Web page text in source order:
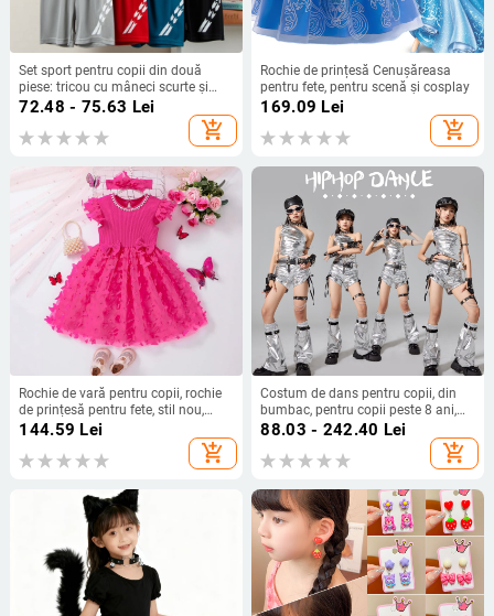
Set sport pentru copii din două
piese: tricou cu mâneci scurte și
pantaloni scurți; material poliester
cu căptușeală din poliester; design
în nuanțe coordonate; vară; potrivit
fotbal, tenis, badminton); pentru
copii într
72.48 - 75.63 Lei
add_shopping_cart
Rochie de prințesă Cenușăreasa
pentru fete, pentru scenă și cosplay
169.09 Lei
add_shopping_cart
Rochie de vară pentru copii, rochie
de prințesă pentru fete, stil nou,
rochie ponton pentru fete de vârstă
mijlocie, rochie de ziua de naștere
pentru copii de un an
144.59 Lei
add_shopping_cart
Costum de dans pentru copii, din
bumbac, pentru copii peste 8 ani,
toamnă 2025, stil modern și cool.
88.03 - 242.40 Lei
add_shopping_cart